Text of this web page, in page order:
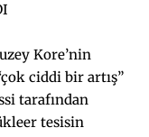
Kore’nin
ciddi bir artış”
tarafından
tesisin